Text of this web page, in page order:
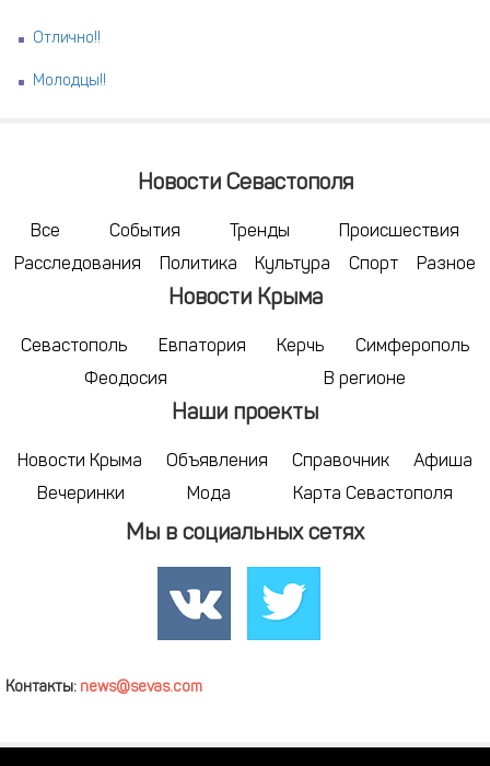
Отлично!!
Молодцы!!
Новости Севастополя
Все События Тренды
Происшествия
Расследования
Политика Культура Спорт Разное
Новости Крыма
Севастополь Евпатория Керчь
Симферополь
Феодосия
В регионе
Наши проекты
Новости Крыма Объявления Справочник
Афиша
Вечеринки
Мода Карта Севастополя
Мы в социальных сетях
Контакты: news@sevas.com